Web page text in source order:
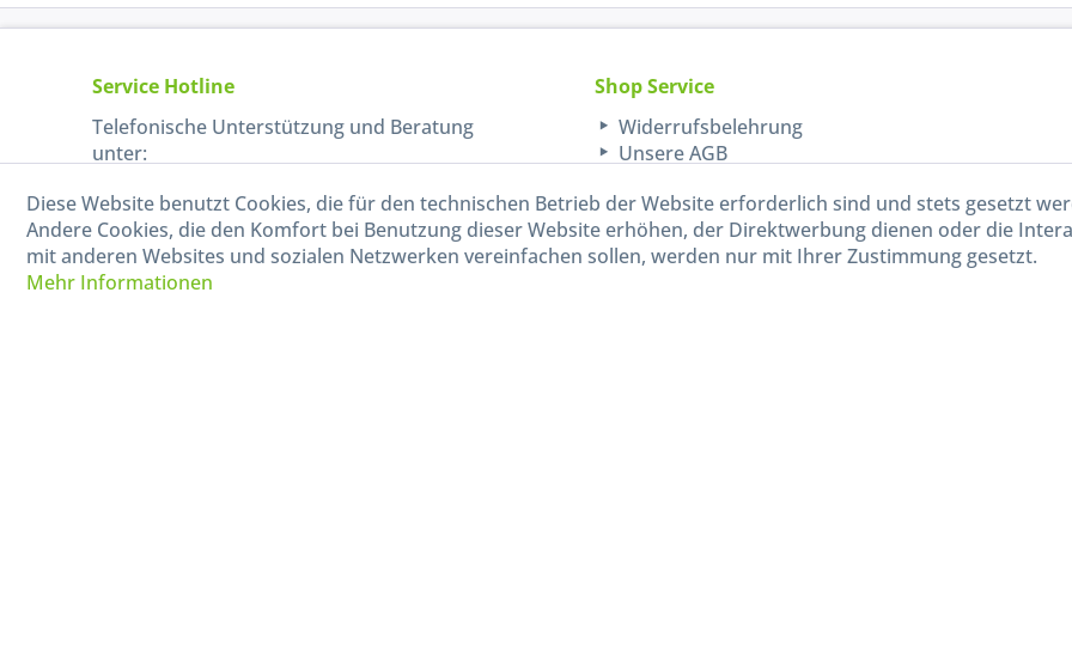
Service Hotline
Telefonische Unterstützung und Beratung
unter:
040-880 99 770
Mo-Fr, 09:00 - 15:00 Uhr
Shop Service
Widerrufsbelehrung
Unsere AGB
Diese Website benutzt Cookies, die für den technischen Betrieb der Website erforderlich sind und stets gesetzt
Andere Cookies, die den Komfort bei Benutzung dieser Website erhöhen, der Direktwerbung dienen oder die
mit anderen Websites und sozialen Netzwerken vereinfachen sollen, werden nur mit Ihrer Zustimmung gesetzt.
Mehr Informationen